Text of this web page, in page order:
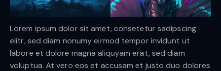
Lorem ipsum dolor sit amet, consetetur sadipscing
elitr, sed diam nonumy eirmod tempor invidunt ut
labore et dolore magna aliquyam erat, sed diam
voluptua. At vero eos et accusam et justo duo dolores